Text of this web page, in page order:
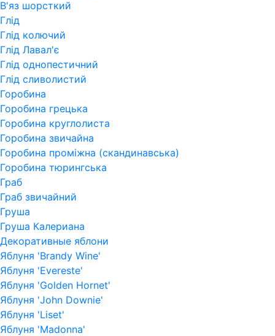
В'яз шорсткий
Глід
Глід колючий
Глід Лавал'є
Глід однопестичний
Глід сливолистий
Горобина
Горобина грецька
Горобина круглолиста
Горобина звичайна
Горобина проміжна (скандинавська)
Горобина тюрингська
Граб
Граб звичайний
Груша
Груша Калериана
Декоративные яблони
Яблуня 'Brandy Wine'
Яблуня 'Evereste'
Яблуня 'Golden Hornet'
Яблуня 'John Downie'
Яблуня 'Liset'
Яблуня 'Madonna'